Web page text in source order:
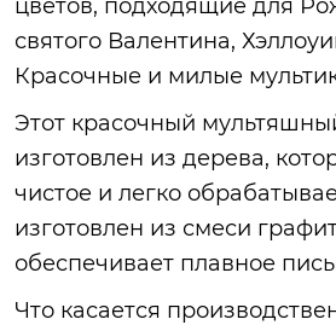
цветов, подходящие для
святого Валентина,
Красочные и милые
Этот красочный
изготовлен из дерева,
чистое и легко
изготовлен из смеси
обеспечивает плавное
Что касается